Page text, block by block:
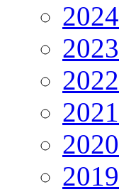
2024
2023
2022
2021
2020
2019